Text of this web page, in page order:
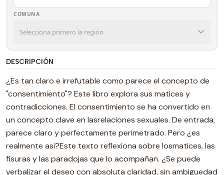
COMUNA
DESCRIPCIÓN
¿Es tan claro e irrefutable como parece el concepto de
"consentimiento"? Este libro explora sus matices y
contradicciones. El consentimiento se ha convertido en
un concepto clave en lasrelaciones sexuales. De entrada,
parece claro y perfectamente perimetrado. Pero ¿es
realmente asi?Este texto reflexiona sobre losmatices, las
fisuras y las paradojas que lo acompañan. ¿Se puede
verbalizar el deseo con absoluta claridad, sin ambiguedad